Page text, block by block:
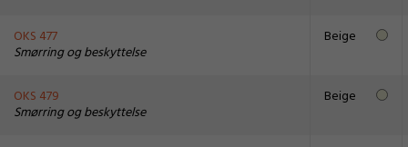
OKS 477
Smørring og beskyttelse
Beige
OKS 479
Smørring og beskyttelse
Beige